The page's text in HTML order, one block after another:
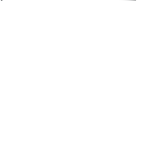
buyuruyor ki: